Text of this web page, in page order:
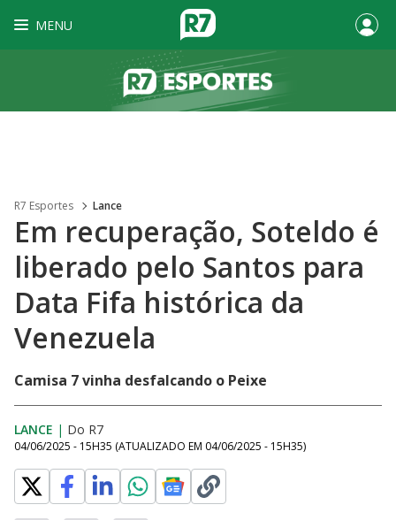
MENU
R7 Esportes Lance
Em recuperação, Soteldo é
liberado pelo Santos para
Data Fifa histórica da
Venezuela
Camisa 7 vinha desfalcando o Peixe
LANCE | Do R7
04/06/2025 - 15H35 (ATUALIZADO EM 04/06/2025 - 15H35)